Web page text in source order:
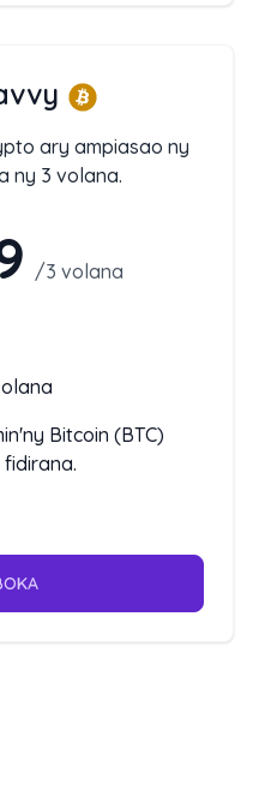
ary ampiasao ny
ny 3 volana.
/3 volana
Bitcoin (BTC)